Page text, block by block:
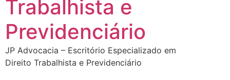
Trabalhista e
Previdenciário
JP Advocacia – Escritório Especializado em
Direito Trabalhista e Previdenciário